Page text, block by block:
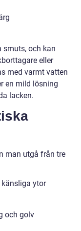
smuts, och kan
eller
med varmt vatten
en mild lösning
lacken.
man utgå från tre
ytor
och golv